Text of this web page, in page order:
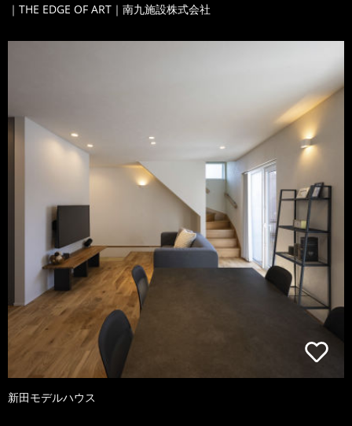
｜THE EDGE OF ART｜南九施設株式会社
新田モデルハウス